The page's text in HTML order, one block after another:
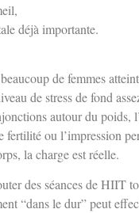
déjà importante.
de femmes
de stress de fond
autour du poids,
fertilité ou l’impression
la charge est réelle.
des séances de HIIT
“dans le dur” peut